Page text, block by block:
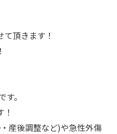
頂きます！
す。
産後調整など)や急性外傷